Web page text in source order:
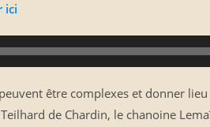
ici
être complexes et donner
de Chardin, le chanoine